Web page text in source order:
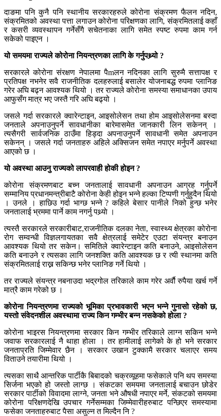
दाङमा पनि कुनै पनि स्थानीय सरकारहरुले कोरोना संक्रमण फैलन नदिन,
संक्रमितको अवस्था पत्ता लगाउन कोरोना परिक्षणका लागि, संक्रमितलाई कहाँ
र कसरी व्यवस्थापन गर्नेसँगै सचेतनाका लागि समेत स्पष्ट रुपमा काम गर्न
सकेको पाइएन ।
यो समयमा राज्यले कोरोना नियन्त्रणका लागि के गर्नुपथ्र्यो ?
सरकारले कोरोना संरक्षण नेपालमा पैmलन नदिनका लागि सुरुमै सत्तापक्ष र
प्रतिपक्ष नभनेर सवै राजनीतिक दलहरुलाई बसालेर योजनाबद्ध रुपमा प्लानिङ
गरेर अघि बढ्न आवश्यक थियो । तर राज्यले कोरोना समस्या समाधानका उपाय
आफुसँग मात्र भए जस्तै गरि अघि बढ्यो ।
जसले गर्दा सरकारले क्वारेन्टाइन, आइसोलेसन तथा होम आइसोलेसनमा बस्दा
जनताले अपनाउनुपर्ने सावधानीका बारेमासमेत जानकारी लिन सकेनन् ।
त्यसैगरी सार्वजनिक ठाउँमा हिड्दा अपनाउनुपर्ने सावधानी समेत अपनाउन
सकेनन् । जसले गर्दा जनताहरु अहिले अक्सिजन समेत नपाएर मर्नुपर्ने अवस्था
आएको छ ।
यो अवस्था आउनु राज्यको लापरवाही होकी होइन ?
कोरोना संक्रमणबाट बच्न जनतालाई सावधानी अपनाउन आग्रह गर्नुपर्ने
सम्मानिय प्रधानमन्त्रीबाटै कोरोना केही होइन भन्ने हल्का टिप्पणी गर्नुहुदैन थियो
। उनले । हाछिउ गर्दा भाग्छ भन्ने ? कहिले बेसार पानीले निको हुन्छ भनेर
जनतालाई भ्रममा पार्ने काम नगर्नु पथ्र्याे ।
त्यस्तै सरकारले सरकारीबाट,राजनीतिक दलका नेता, स्वास्थ्य क्षेत्रका कोरोना
रोग सम्वन्धी विज्ञलगायतका सवै क्षेत्रलाई समेटेर एउटा संयन्त्र बनाउन
आवश्यक थियो तर सकेन। समितिले क्वारेन्टाइन कति बनाउने, आइसोलेसन
कति बनाउने र त्यसका लागि जनशक्ति कति आवश्यक छ र त्यी स्थानमा कति
संक्रमितलाई राख्न सकिन्छ भनेर प्लानिङ गर्ने थियो ।
तर राज्यले संयन्त्र नबनाउदा भद्रगोल तरिकाले काम गरेर अर्वाै रुपैया खर्च गर्ने
मात्रै काम गरेको छ ।
कोरोना नियन्त्रणमा राज्यको भूमिका प्रभावकारी भएन भन्ने गुनासो रहेको छ,
यस्तो संवेदनशील अवस्थामा राज्य किन गम्भीर बन्न नसकेको होला ?
कोरोना भाइरस नियन्त्रणमा सरकार किन गम्भीर तरिकाले लाग्न सकिन भन्ने
जवाफ सरकारलाई नै थाहा होला । तर हामीलाई लागेको के हो भने सरकार
जनताप्रति जिम्मेवार छैन । सरकार उखान टुक्कामै सरकार चलाएर समय
विताउने तयारीमा थियो ।
त्यसका साथै आन्तरिक पार्टीकै बिबादको चक्रव्यूहमा फसेकाले पनि थप समस्या
सिर्जना भएको हो जस्तो लाग्छ । संकटका समयमा जनतालाई बचाउन छोडेर
सरकार पार्टीको विवादमा लाग्ने, जनता भने औषधी नपाएर मर्ने, संकटको समयमा
कोरोना परिक्षणदेखि उपचार गर्नेसम्मका जिम्मेवारीहरुबाट पन्छिएर समस्यामा
फसेका जनताहरुबाट पैसा असुल्न त मिल्दैन नि ?